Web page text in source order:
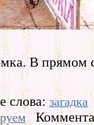
В прямом
слова: загадка